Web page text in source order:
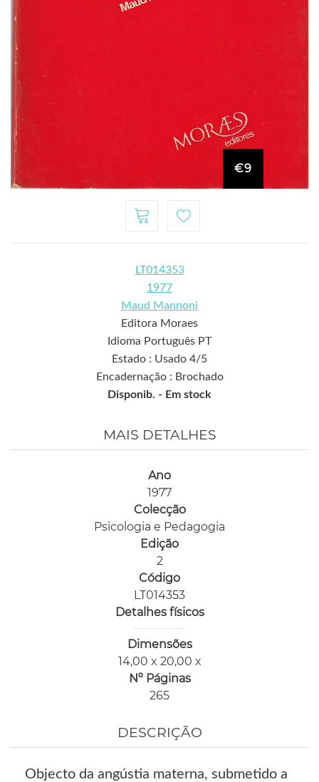
€9
LT014353
1977
Maud Mannoni
Editora Moraes
Idioma Português PT
Estado : Usado 4/5
Encadernação : Brochado
Disponib. - Em stock
MAIS DETALHES
Ano
1977
Colecção
Psicologia e Pedagogia
Edição
2
Código
LT014353
Detalhes físicos
Dimensões
14,00 x 20,00 x
Nº Páginas
265
DESCRIÇÃO
Objecto da angústia materna, submetido a